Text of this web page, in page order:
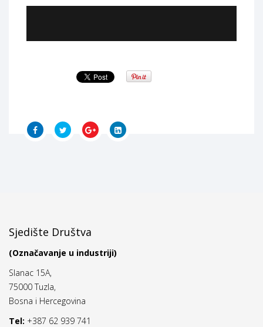
Sjedište Društva
(Označavanje u industriji)
Slanac 15A,
75000 Tuzla,
Bosna i Hercegovina
Tel: +387 62 939 741